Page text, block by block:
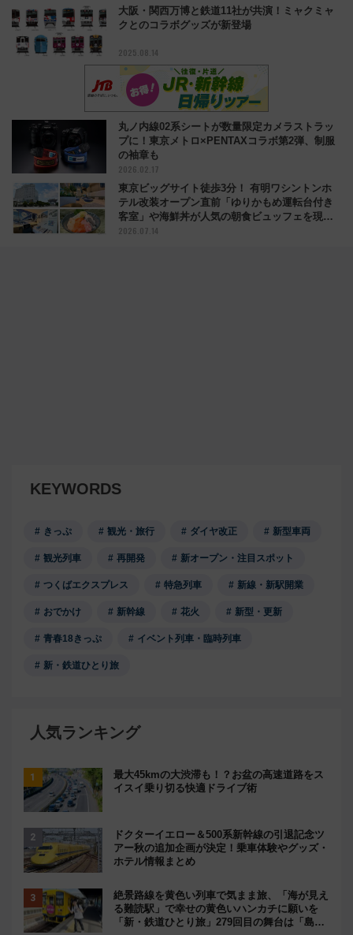
大阪・関西万博と鉄道11社が共演！ミャクミャ
クとのコラボグッズが新登場
2025.08.14
丸ノ内線02系シートが数量限定カメラストラッ
プに！東京メトロ×PENTAXコラボ第2弾、制服
の袖章も
2026.02.17
東京ビッグサイト徒歩3分！ 有明ワシントンホ
テル改装オープン直前「ゆりかもめ運転台付き
客室」や海鮮丼が人気の朝食ビュッフェを現地
レポ
2026.07.14
KEYWORDS
きっぷ 観光・旅行 ダイヤ改正 新型車両
観光列車 再開発 新オープン・注目スポット
つくばエクスプレス 特急列車 新線・新駅開業
おでかけ 新幹線 花火 新型・更新
青春18きっぷ イベント列車・臨時列車
新・鉄道ひとり旅
人気ランキング
最大45kmの大渋滞も！？お盆の高速道路をス
イスイ乗り切る快適ドライブ術
ドクターイエロー＆500系新幹線の引退記念ツ
アー秋の追加企画が決定！乗車体験やグッズ・
ホテル情報まとめ
絶景路線を黄色い列車で気まま旅、「海が見え
る難読駅」で幸せの黄色いハンカチに願いを
「新・鉄道ひとり旅」279回目の舞台は「島原